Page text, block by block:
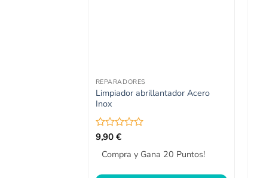
REPARADORES
Limpiador abrillantador Acero
Inox
Valorado
5
9,90 €
Compra y Gana 20 Puntos!